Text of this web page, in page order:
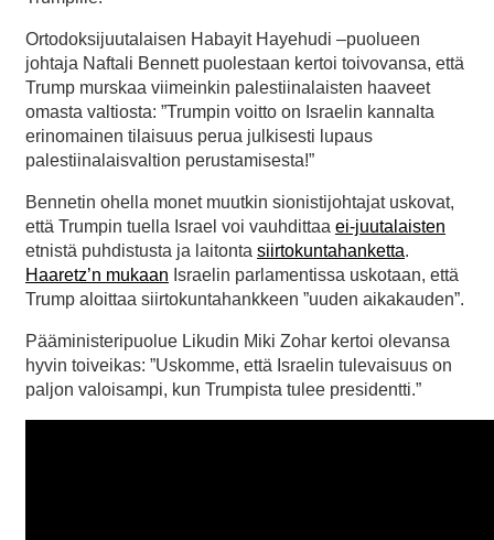
Ortodoksijuutalaisen Habayit Hayehudi –puolueen
johtaja Naftali Bennett puolestaan kertoi toivovansa, että
Trump murskaa viimeinkin palestiinalaisten haaveet
omasta valtiosta: ”Trumpin voitto on Israelin kannalta
erinomainen tilaisuus perua julkisesti lupaus
palestiinalaisvaltion perustamisesta!”
Bennetin ohella monet muutkin sionistijohtajat uskovat,
että Trumpin tuella Israel voi vauhdittaa ei-juutalaisten
etnistä puhdistusta ja laitonta siirtokuntahanketta.
Haaretz’n mukaan Israelin parlamentissa uskotaan, että
Trump aloittaa siirtokuntahankkeen ”uuden aikakauden”.
Pääministeripuolue Likudin Miki Zohar kertoi olevansa
hyvin toiveikas: ”Uskomme, että Israelin tulevaisuus on
paljon valoisampi, kun Trumpista tulee presidentti.”